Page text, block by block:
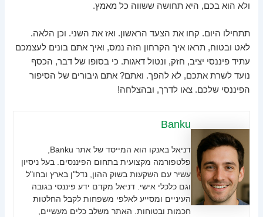
ולא הוא בכם, היא תחושה ששווה כל מאמץ.
תתחילו היום. קחו את הצעד הראשון. ואז את השני. וכן הלאה.
לאט ובטוח, תראו איך הקרחון הזה נמס, ואיך אתם בונים לעצמכם
עתיד פיננסי יציב, חזק, ונטול דאגות. כי בסופו של דבר, הכסף
נועד לשרת אתכם, לא להפך. ואתם? אתם גיבורים של הסיפור
הפיננסי שלכם. צאו לדרך, ובהצלחה!
Banku
פלטפורמה מקצועית בתחום הפיננסים. בעל ניסיון
עשיר עם השקעות בשוק ההון, נדל"ן בארץ ובחו"ל
וגם כלכלי אישי. דניאל מקדם ידע פיננסי בגובה
העיניים ומסייע לאלפי משפחות לקבל החלטות
חכמות ובטוחות. האתר משלב כלים מעשיים,